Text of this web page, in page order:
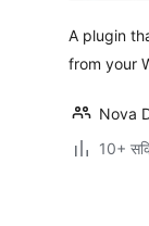
A plugin
from your
Nova
10+